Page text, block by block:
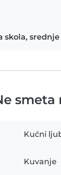
skola,
smeta
Kućni
Kuvanje